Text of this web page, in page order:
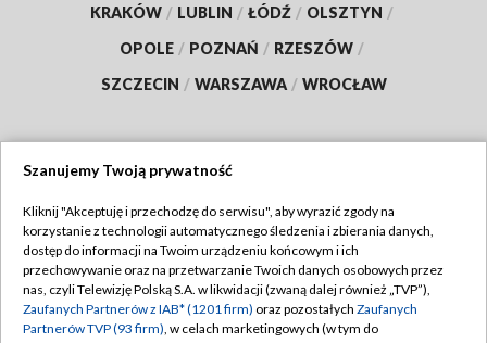
KRAKÓW / LUBLIN / ŁÓDŹ / OLSZTYN /
OPOLE / POZNAŃ / RZESZÓW /
SZCZECIN / WARSZAWA / WROCŁAW
TVP
Abonament TVP
Emisja w TVP
Regulamin TVP
Polityka prywatności
Szanujemy Twoją prywatność
Kliknij "Akceptuję i przechodzę do serwisu", aby wyrazić zgody na
korzystanie z technologii automatycznego śledzenia i zbierania danych,
dostęp do informacji na Twoim urządzeniu końcowym i ich
przechowywanie oraz na przetwarzanie Twoich danych osobowych przez
nas, czyli Telewizję Polską S.A. w likwidacji (zwaną dalej również „TVP”),
Zaufanych Partnerów z IAB* (1201 firm) oraz pozostałych Zaufanych
Partnerów TVP (93 firm), w celach marketingowych (w tym do